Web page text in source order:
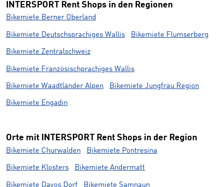
INTERSPORT Rent Shops in den Regionen
Bikemiete Berner Oberland
Bikemiete Deutschsprachiges Wallis Bikemiete Flumserberg
Bikemiete Zentralschweiz
Bikemiete Französischprachiges Wallis
Bikemiete Waadtländer Alpen Bikemiete Jungfrau Region
Bikemiete Engadin
Orte mit INTERSPORT Rent Shops in der Region
Bikemiete Churwalden Bikemiete Pontresina
Bikemiete Klosters Bikemiete Andermatt
Bikemiete Davos Dorf Bikemiete Samnaun